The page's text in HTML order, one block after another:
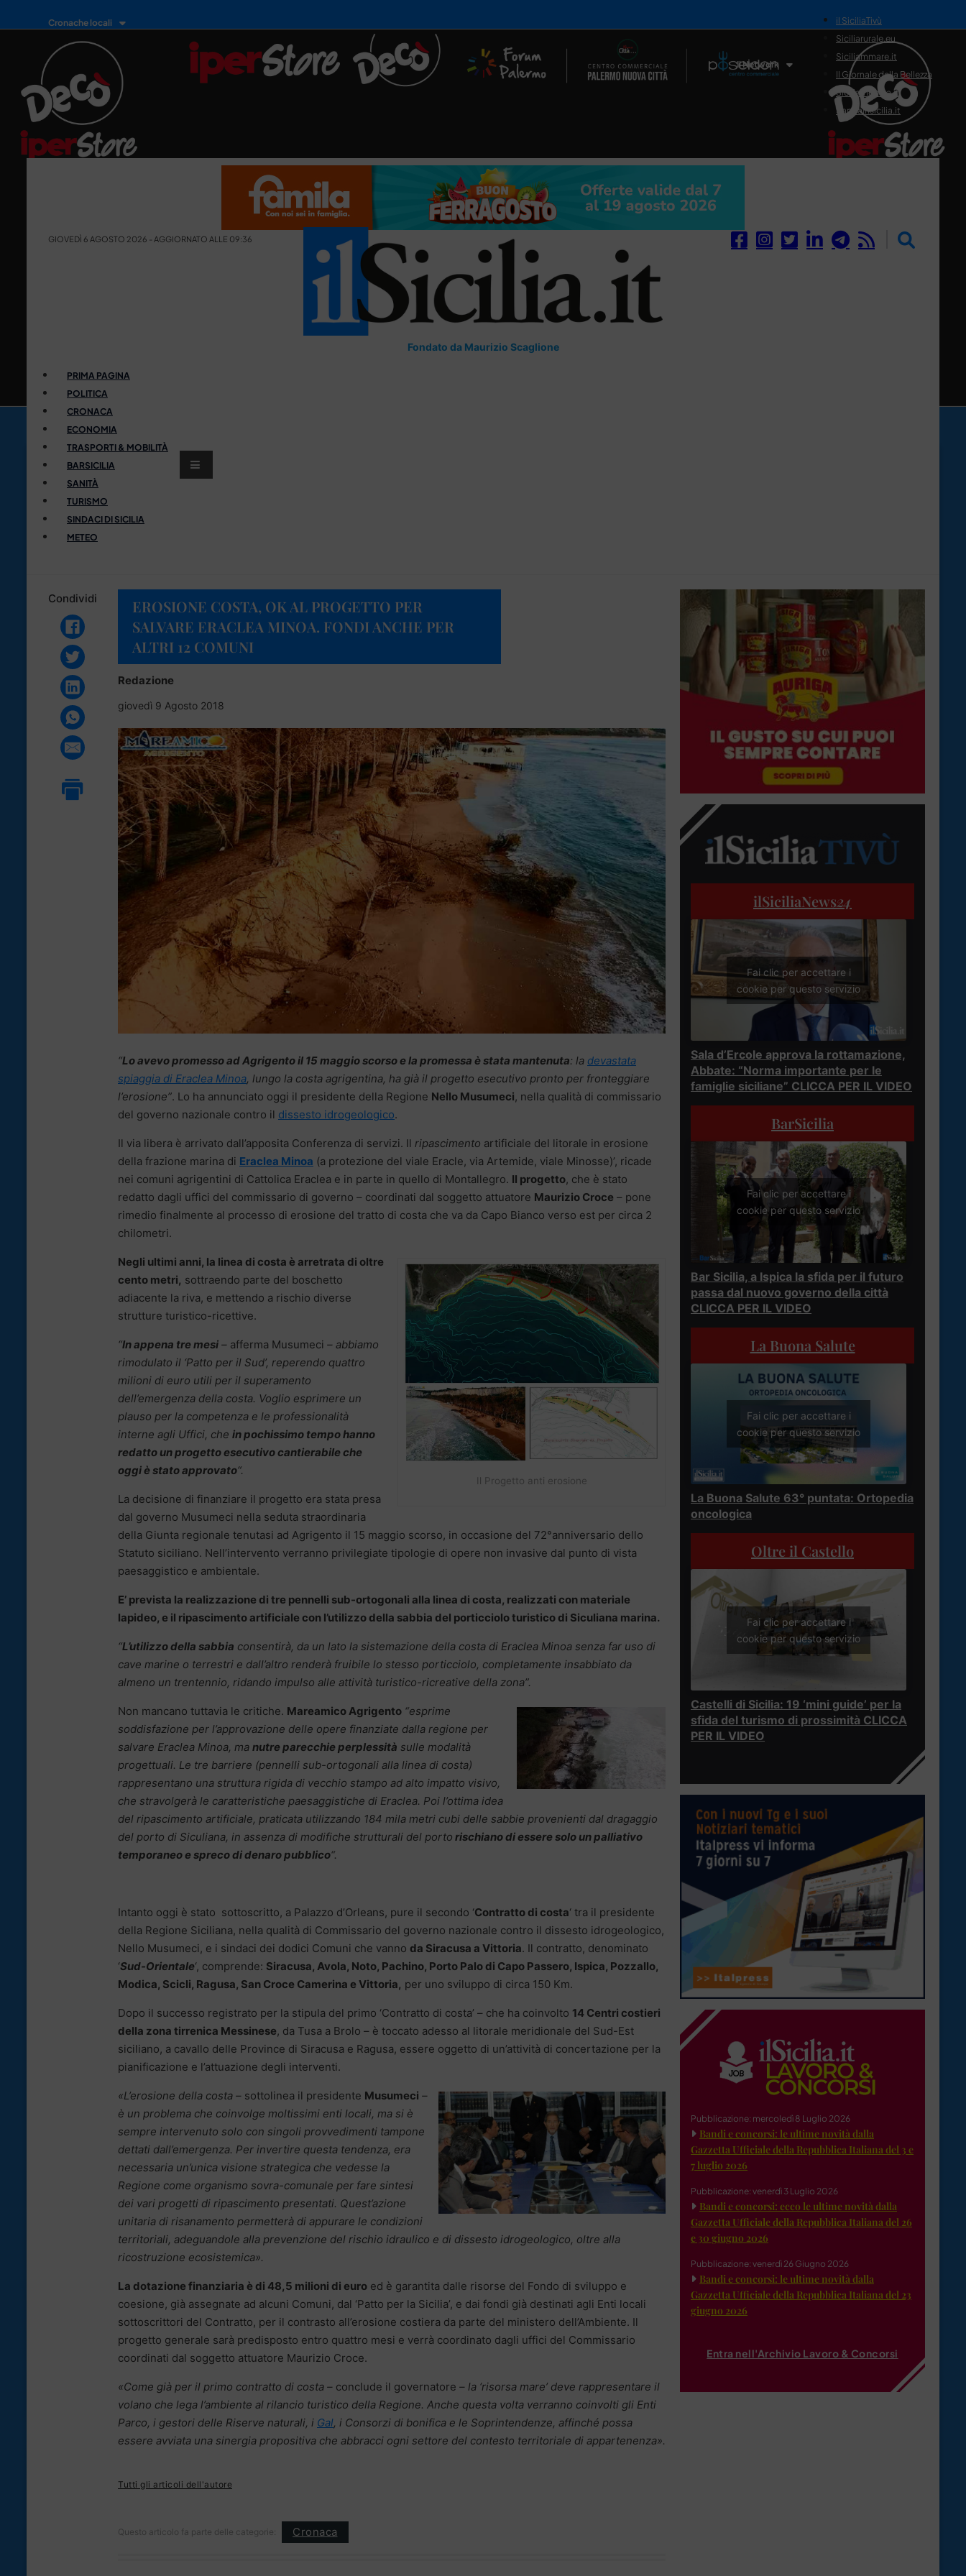
Cronache locali
Il Network
il SiciliaTivù
Siciliarurale.eu
Siciliammare.it
Il Giornale della Bellezza
Siciliamedica.it
Sanitainsicilia.it
GIOVEDÌ 6 AGOSTO 2026 - AGGIORNATO ALLE 09:36
Fondato da Maurizio Scaglione
PRIMA PAGINA
POLITICA
CRONACA
ECONOMIA
TRASPORTI & MOBILITÀ
BARSICILIA
SANITÀ
TURISMO
SINDACI DI SICILIA
METEO
Condividi
EROSIONE COSTA, OK AL PROGETTO PER
SALVARE ERACLEA MINOA. FONDI ANCHE PER
ALTRI 12 COMUNI
Redazione
giovedì 9 Agosto 2018
“Lo avevo promesso ad Agrigento il 15 maggio scorso e la promessa è stata mantenuta: la devastata
spiaggia di Eraclea Minoa, lungo la costa agrigentina, ha già il progetto esecutivo pronto per fronteggiare
l’erosione”. Lo ha annunciato oggi il presidente della Regione Nello Musumeci, nella qualità di commissario
del governo nazionale contro il dissesto idrogeologico.
Il via libera è arrivato dall’apposita Conferenza di servizi. Il ripascimento artificiale del litorale in erosione
della frazione marina di Eraclea Minoa (a protezione del viale Eracle, via Artemide, viale Minosse)’, ricade
nei comuni agrigentini di Cattolica Eraclea e in parte in quello di Montallegro. Il progetto, che è stato
redatto dagli uffici del commissario di governo – coordinati dal soggetto attuatore Maurizio Croce – pone
rimedio finalmente al processo di erosione del tratto di costa che va da Capo Bianco verso est per circa 2
chilometri.
Il Progetto anti erosione
Negli ultimi anni, la linea di costa è arretrata di oltre
cento metri, sottraendo parte del boschetto
adiacente la riva, e mettendo a rischio diverse
strutture turistico-ricettive.
“In appena tre mesi – afferma Musumeci – abbiamo
rimodulato il ‘Patto per il Sud’, reperendo quattro
milioni di euro utili per il superamento
dell’emergenza della costa. Voglio esprimere un
plauso per la competenza e le professionalità
interne agli Uffici, che in pochissimo tempo hanno
redatto un progetto esecutivo cantierabile che
oggi è stato approvato“.
La decisione di finanziare il progetto era stata presa
dal governo Musumeci nella seduta straordinaria
della Giunta regionale tenutasi ad Agrigento il 15 maggio scorso, in occasione del 72°anniversario dello
Statuto siciliano. Nell’intervento verranno privilegiate tipologie di opere non invasive dal punto di vista
paesaggistico e ambientale.
E’ prevista la realizzazione di tre pennelli sub-ortogonali alla linea di costa, realizzati con materiale
lapideo, e il ripascimento artificiale con l’utilizzo della sabbia del porticciolo turistico di Siculiana marina.
“L’utilizzo della sabbia consentirà, da un lato la sistemazione della costa di Eraclea Minoa senza far uso di
cave marine o terrestri e dall’altro renderà fruibile lo stesso porticciolo, completamente insabbiato da
almeno un trentennio, ridando impulso alle attività turistico-ricreative della zona”.
Non mancano tuttavia le critiche. Mareamico Agrigento “esprime
soddisfazione per l’approvazione delle opere finanziate dalla regione per
salvare Eraclea Minoa, ma nutre parecchie perplessità sulle modalità
progettuali. Le tre barriere (pennelli sub-ortogonali alla linea di costa)
rappresentano una struttura rigida di vecchio stampo ad alto impatto visivo,
che stravolgerà le caratteristiche paesaggistiche di Eraclea. Poi l’ottima idea
del ripascimento artificiale, praticata utilizzando 184 mila metri cubi delle sabbie provenienti dal dragaggio
del porto di Siculiana, in assenza di modifiche strutturali del porto rischiano di essere solo un palliativo
temporaneo e spreco di denaro pubblico“.
Intanto oggi è stato sottoscritto, a Palazzo d’Orleans, pure il secondo ‘Contratto di costa‘ tra il presidente
della Regione Siciliana, nella qualità di Commissario del governo nazionale contro il dissesto idrogeologico,
Nello Musumeci, e i sindaci dei dodici Comuni che vanno da Siracusa a Vittoria. Il contratto, denominato
‘Sud-Orientale‘, comprende: Siracusa, Avola, Noto, Pachino, Porto Palo di Capo Passero, Ispica, Pozzallo,
Modica, Scicli, Ragusa, San Croce Camerina e Vittoria, per uno sviluppo di circa 150 Km.
Dopo il successo registrato per la stipula del primo ‘Contratto di costa’ – che ha coinvolto 14 Centri costieri
della zona tirrenica Messinese, da Tusa a Brolo – è toccato adesso al litorale meridionale del Sud-Est
siciliano, a cavallo delle Province di Siracusa e Ragusa, essere oggetto di un’attività di concertazione per la
pianificazione e l’attuazione degli interventi.
«L’erosione della costa – sottolinea il presidente Musumeci –
è un problema che coinvolge moltissimi enti locali, ma si è
sempre intervenuto solo con singoli provvedimenti tampone
dettati dall’emergenza. Per invertire questa tendenza, era
necessaria un’unica visione strategica che vedesse la
Regione come organismo sovra-comunale per fare sintesi
dei vari progetti di ripascimento presentati. Quest’azione
unitaria di risanamento permetterà di appurare le condizioni
territoriali, adeguandole alla prevenzione del rischio idraulico e di dissesto idrogeologico, oltre alla
ricostruzione ecosistemica».
La dotazione finanziaria è di 48,5 milioni di euro ed è garantita dalle risorse del Fondo di sviluppo e
coesione, già assegnate ad alcuni Comuni, dal ‘Patto per la Sicilia’, e dai fondi già destinati agli Enti locali
sottoscrittori del Contratto, per il contrasto all’erosione costiera da parte del ministero dell’Ambiente. Il
progetto generale sarà predisposto entro quattro mesi e verrà coordinato dagli uffici del Commissario
coordinati dal soggetto attuatore Maurizio Croce.
«Come già per il primo contratto di costa – conclude il governatore – la ‘risorsa mare’ deve rappresentare il
volano che lega l’ambiente al rilancio turistico della Regione. Anche questa volta verranno coinvolti gli Enti
Parco, i gestori delle Riserve naturali, i Gal, i Consorzi di bonifica e le Soprintendenze, affinché possa
essere avviata una sinergia propositiva che abbracci ogni settore del contesto territoriale di appartenenza».
Tutti gli articoli dell'autore
Questo articolo fa parte delle categorie: Cronaca
ilSiciliaNews24
Fai clic per accettare i
cookie per questo servizio
Sala d’Ercole approva la rottamazione,
Abbate: “Norma importante per le
famiglie siciliane” CLICCA PER IL VIDEO
BarSicilia
Fai clic per accettare i
cookie per questo servizio
Bar Sicilia, a Ispica la sfida per il futuro
passa dal nuovo governo della città
CLICCA PER IL VIDEO
La Buona Salute
Fai clic per accettare i
cookie per questo servizio
La Buona Salute 63° puntata: Ortopedia
oncologica
Oltre il Castello
Fai clic per accettare i
cookie per questo servizio
Castelli di Sicilia: 19 ‘mini guide’ per la
sfida del turismo di prossimità CLICCA
PER IL VIDEO
Pubblicazione: mercoledì 8 Luglio 2026
Bandi e concorsi: le ultime novità dalla
Gazzetta Ufficiale della Repubblica Italiana del 3 e
7 luglio 2026
Pubblicazione: venerdì 3 Luglio 2026
Bandi e concorsi: ecco le ultime novità dalla
Gazzetta Ufficiale della Repubblica Italiana del 26
e 30 giugno 2026
Pubblicazione: venerdì 26 Giugno 2026
Bandi e concorsi: le ultime novità dalla
Gazzetta Ufficiale della Repubblica Italiana del 23
giugno 2026
Entra nell'Archivio Lavoro & Concorsi